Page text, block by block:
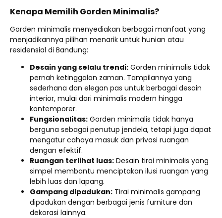
Kenapa Memilih Gorden Minimalis?
Gorden minimalis menyediakan berbagai manfaat yang
menjadikannya pilihan menarik untuk hunian atau
residensial di Bandung:
Desain yang selalu trendi: Gorden minimalis tidak
pernah ketinggalan zaman. Tampilannya yang
sederhana dan elegan pas untuk berbagai desain
interior, mulai dari minimalis modern hingga
kontemporer.
Fungsionalitas: Gorden minimalis tidak hanya
berguna sebagai penutup jendela, tetapi juga dapat
mengatur cahaya masuk dan privasi ruangan
dengan efektif.
Ruangan terlihat luas: Desain tirai minimalis yang
simpel membantu menciptakan ilusi ruangan yang
lebih luas dan lapang.
Gampang dipadukan: Tirai minimalis gampang
dipadukan dengan berbagai jenis furniture dan
dekorasi lainnya.